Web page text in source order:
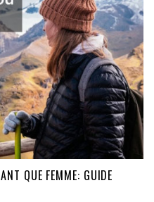
QUE FEMME: GUIDE